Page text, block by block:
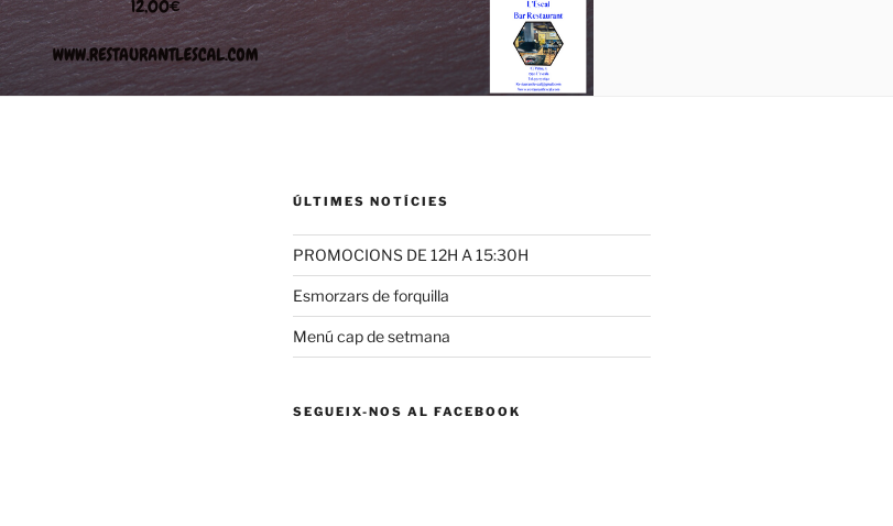
ÚLTIMES NOTÍCIES
PROMOCIONS DE 12H A 15:30H
Esmorzars de forquilla
Menú cap de setmana
SEGUEIX-NOS AL FACEBOOK